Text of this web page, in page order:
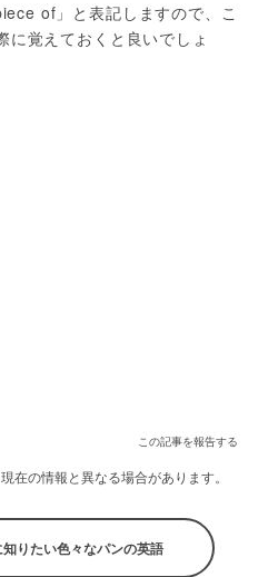
of」と表記しますので、こ
覚えておくと良いでしょ
この記事を報告する
在の情報と異なる場合があります。
りたい色々なパンの英語